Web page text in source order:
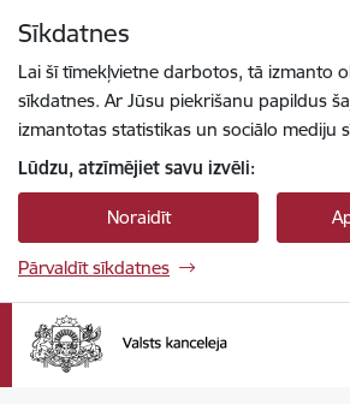
Sīkdatnes
Lai šī tīmekļvietne darbotos, tā izmanto
sīkdatnes. Ar Jūsu piekrišanu papildus
izmantotas statistikas un sociālo mediju
Lūdzu, atzīmējiet savu izvēli:
Noraidīt
Pārvaldīt sīkdatnes